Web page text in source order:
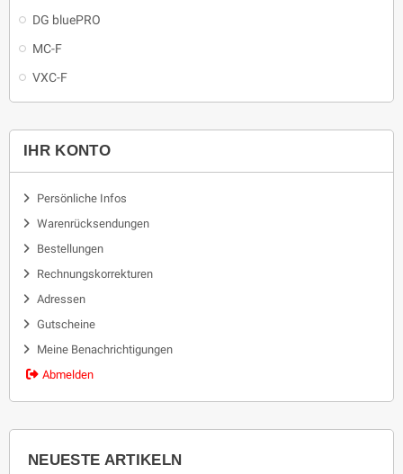
DG bluePRO
MC-F
VXC-F
IHR KONTO
Persönliche Infos
Warenrücksendungen
Bestellungen
Rechnungskorrekturen
Adressen
Gutscheine
Meine Benachrichtigungen
Abmelden
NEUESTE ARTIKELN